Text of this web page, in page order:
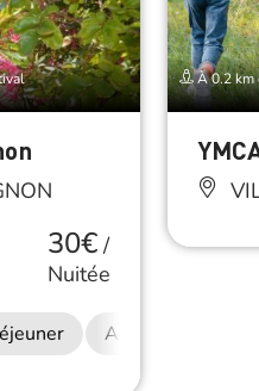
30€/
Nuitée
Accès Internet Wifi
À 0.2 km